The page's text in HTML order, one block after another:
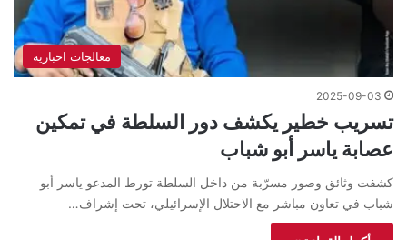
معالجات اخبارية
2025-09-03
تسريب خطير يكشف دور السلطة في تمكين
عصابة ياسر أبو شباب
كشفت وثائق وصور مسرّبة من داخل السلطة تورط المدعو ياسر أبو
شباب في تعاون مباشر مع الاحتلال الإسرائيلي، تحت إشراف…